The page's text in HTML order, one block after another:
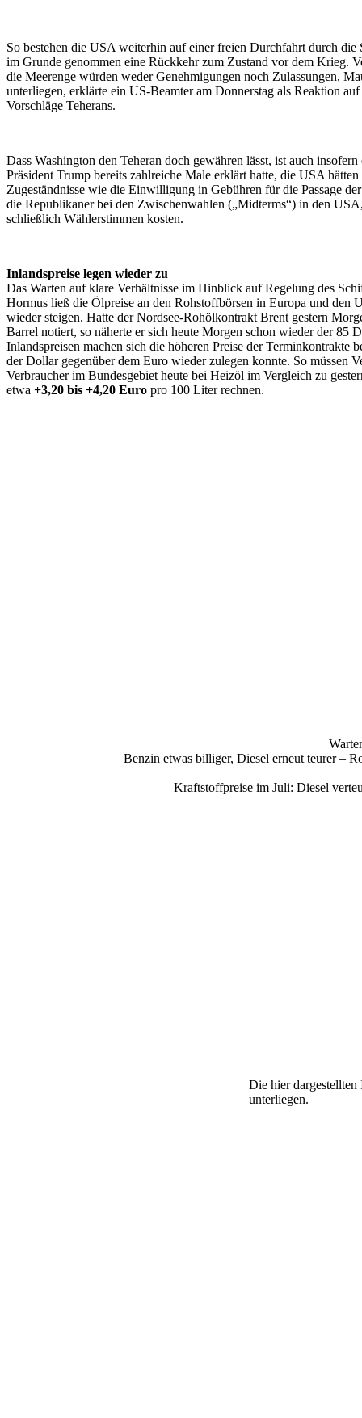
So bestehen die USA weiterhin auf einer freien Durchfahrt durch
im Grunde genommen eine Rückkehr zum Zustand vor dem Krieg.
die Meerenge würden weder Genehmigungen noch Zulassungen,
unterliegen, erklärte ein US-Beamter am Donnerstag als Reaktion
Vorschläge Teherans.
Dass Washington den Teheran doch gewähren lässt, ist auch
Präsident Trump bereits zahlreiche Male erklärt hatte, die USA
Zugeständnisse wie die Einwilligung in Gebühren für die Passage
die Republikaner bei den Zwischenwahlen („Midterms“) in den
schließlich Wählerstimmen kosten.
Inlandspreise legen wieder zu
Das Warten auf klare Verhältnisse im Hinblick auf Regelung des
Hormus ließ die Ölpreise an den Rohstoffbörsen in Europa und den
wieder steigen. Hatte der Nordsee-Rohölkontrakt Brent gestern
Barrel notiert, so näherte er sich heute Morgen schon wieder der 85
Inlandspreisen machen sich die höheren Preise der Terminkontrakte
der Dollar gegenüber dem Euro wieder zulegen konnte. So müssen
Verbraucher im Bundesgebiet heute bei Heizöl im Vergleich zu
etwa +3,20 bis +4,20 Euro pro 100 Liter rechnen.
Benzin etwas billiger, Diesel erneut teurer –
Kraftstoffpreise im Juli: Diesel
Die hier
unterliegen.